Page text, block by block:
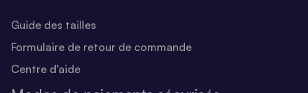
Guide des tailles
Formulaire de retour de commande
Centre d'aide